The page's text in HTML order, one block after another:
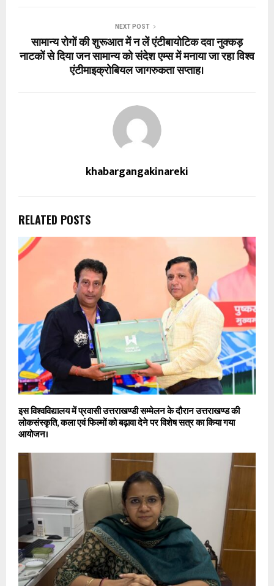
NEXT POST
सामान्य रोगों की शुरूआत में न लें एंटीबायोटिक दवा नुक्कड़
नाटकों से दिया जन सामान्य को संदेश एम्स में मनाया जा रहा विश्व
एंटीमाइक्रोबियल जागरुकता सप्ताह।
khabargangakinareki
RELATED POSTS
इस विश्वविद्यालय में प्रवासी उत्तराखण्डी सम्मेलन के दौरान उत्तराखण्ड की
लोकसंस्कृति, कला एवं फिल्मों को बढ़ावा देने पर विशेष सत्र का किया गया
आयोजन।